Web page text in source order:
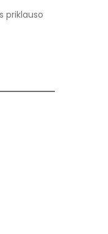
priklauso